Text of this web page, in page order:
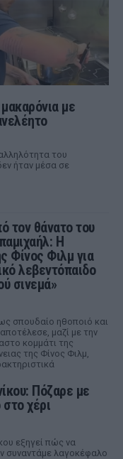
με
του
ήταν μέσα σε
τον θάνατο του
Η
Φίνος Φιλμ για
λεβεντόπαιδο
σινεμά»
σπουδαίο ηθοποιό και
μαζί με την
κομμάτι της
της Φίνος Φιλμ,
Πόζαρε με
χέρι
εξηγεί πώς να
συναντάμε λαγοκέφαλο